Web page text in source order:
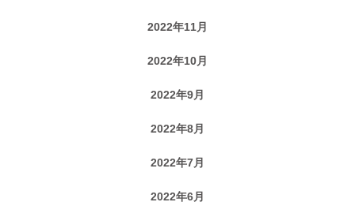
2022年11月
2022年10月
2022年9月
2022年8月
2022年7月
2022年6月